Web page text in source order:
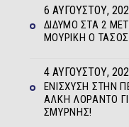
ΔΊΔΥΜΟ ΣΤΑ 2
ΜΟΥΡΊΚΗ Ο
6 ΑΥΓΟΎΣΤΟΥ,
ΕΝΊΣΧΥΣΗ ΣΤΗΝ
ΆΛΚΗ ΛΟΡΆΝΤΟ
ΣΜΎΡΝΗΣ!
4 ΑΥΓΟΎΣΤΟΥ,